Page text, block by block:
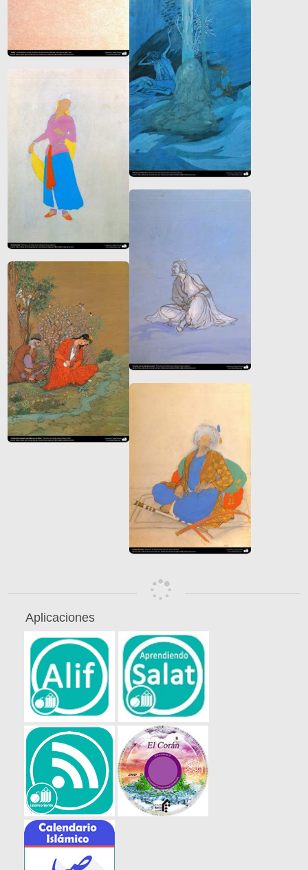
Aplicaciones